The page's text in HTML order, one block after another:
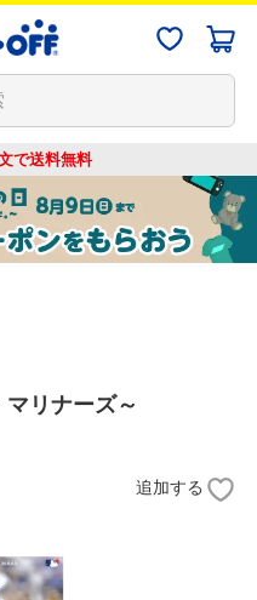
で送料無料
リナーズ～
追加する